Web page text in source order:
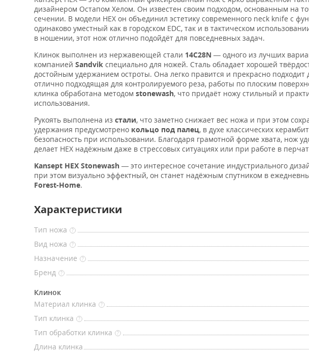
дизайнером Остапом Хелом. Он известен своим подходом, основанным на
сечении. В модели HEX он объединил эстетику современного neck knife с
одинаково уместный как в городском EDC, так и в тактическом
в ношении, этот нож отлично подойдёт для повседневных задач.
Клинок выполнен из нержавеющей стали 14C28N — одного из лучших
компанией Sandvik специально для ножей. Сталь обладает хорошей
достойным удержанием остроты. Она легко правится и прекрасно
отлично подходящая для контролируемого реза, работы по плоским
клинка обработана методом stonewash, что придаёт ножу стильный и
использования.
Рукоять выполнена из стали, что заметно снижает вес ножа и при этом
удержания предусмотрено кольцо под палец, в духе классических
безопасность при использовании. Благодаря грамотной форме хвата, нож
делает HEX надёжным даже в стрессовых ситуациях или при работе в
Kansept HEX Stonewash — это интересное сочетание индустриального
при этом визуально эффектный, он станет надёжным спутником в
Forest-Home.
Характеристики
Тип ножа ?
Вид ножа ?
Назначение
?
Бренд ?
Клинок
Материал клинка
?
Тип клинка ?
Тип обработки клинка ?
Длина клинка